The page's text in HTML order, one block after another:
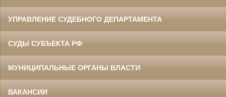
УПРАВЛЕНИЕ СУДЕБНОГО ДЕПАРТАМЕНТА
СУДЫ СУБЪЕКТА РФ
МУНИЦИПАЛЬНЫЕ ОРГАНЫ ВЛАСТИ
ВАКАНСИИ